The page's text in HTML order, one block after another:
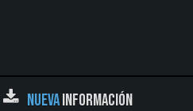
NUEVAINFORMACIÓN